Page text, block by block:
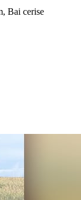
Bai cerise